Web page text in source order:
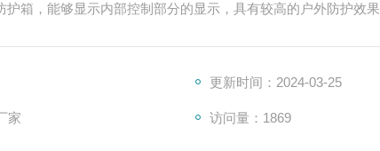
护箱，能够显示内部控制部分的显示，具有较高的户外防护效果
更新时间：2024-03-25
家 访问量：1869